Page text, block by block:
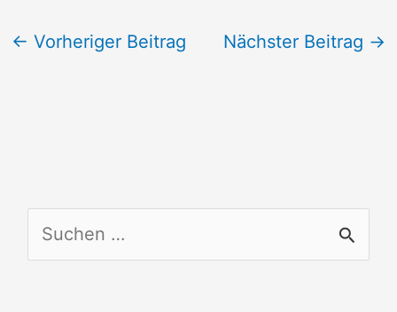
← Vorheriger Beitrag Nächster Beitrag →
u